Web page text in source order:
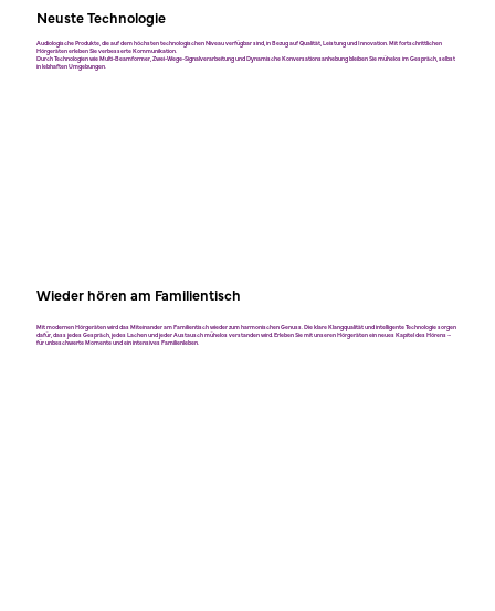
Neuste Technologie
Audiologische Produkte, die auf dem höchsten technologischen Niveau verfügbar sind, in Bezug auf Qualität, Leistung und Innovation. Mit fortschrittlichen
Hörgeräten erleben Sie verbesserte Kommunikation.
Durch Technologien wie Multi-Beamformer, Zwei-Wege-Signalverarbeitung und Dynamische Konversationsanhebung bleiben Sie mühelos im Gespräch, selbst
in lebhaften Umgebungen.
Wieder hören am Familientisch
Mit modernen Hörgeräten wird das Miteinander am Familientisch wieder zum harmonischen Genuss. Die klare Klangqualität und intelligente Technologie sorgen
dafür, dass jedes Gespräch, jedes Lachen und jeder Austausch mühelos verstanden wird. Erleben Sie mit unseren Hörgeräten ein neues Kapitel des Hörens –
für unbeschwerte Momente und ein intensives Familienleben.